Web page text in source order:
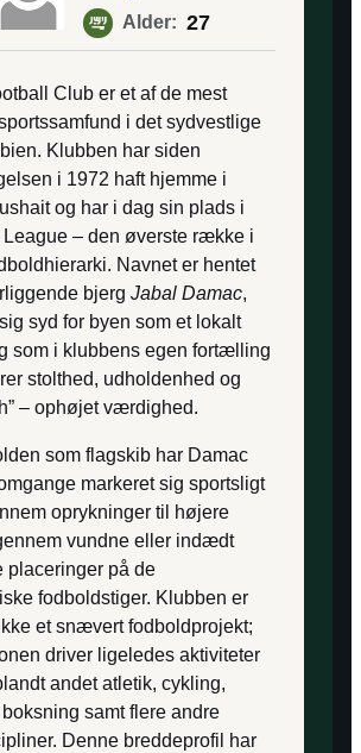
Alder: 27
Club er et af de mest
i det sydvestlige
Klubben har siden
i 1972 haft hjemme i
og har i dag sin plads i
League – den øverste række i
Navnet er hentet
bjerg Jabal Damac,
syd for byen som et lokalt
som i klubbens egen fortælling
stolthed, udholdenhed og
– ophøjet værdighed.
som flagskib har Damac
markeret sig sportsligt
oprykninger til højere
vundne eller indædt
placeringer på de
fodboldstiger. Klubben er
et snævert fodboldprojekt;
driver ligeledes aktiviteter
andet atletik, cykling,
samt flere andre
Denne breddeprofil har